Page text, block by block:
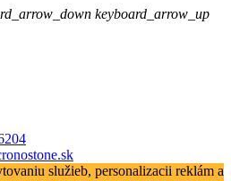
keyboard_arrow_up
služieb, personalizacii reklám a